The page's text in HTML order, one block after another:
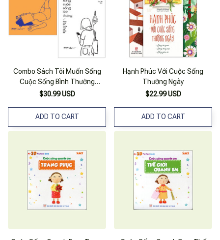
Combo Sách Tôi Muốn Sống
Cuộc Sống Bình Thường
(nhưng Sống Bình Thường
Chuyện Mình, Không Lo Chuyện
$30.99 USD
ADD TO CART
Hạnh Phúc Với Cuộc Sống
Thường Ngày
$22.99 USD
ADD TO CART